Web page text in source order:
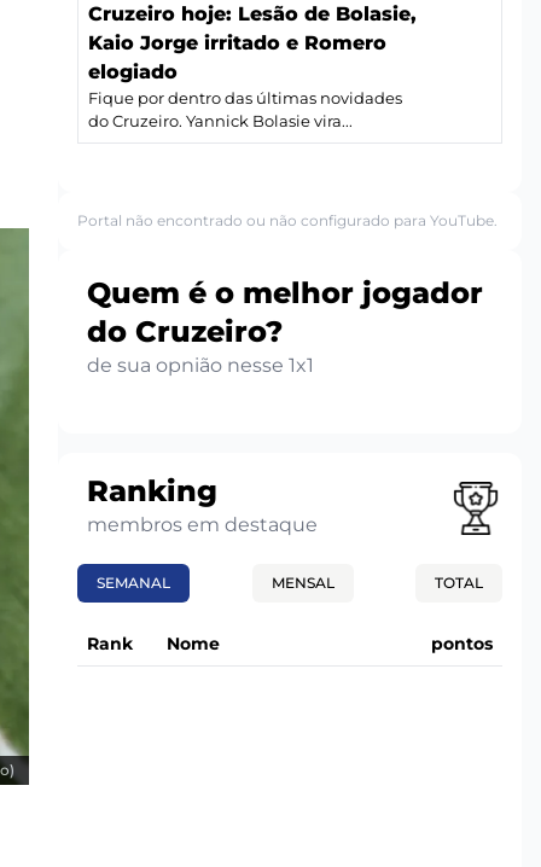
Cruzeiro hoje: Lesão de Bolasie,
Kaio Jorge irritado e Romero
elogiado
Fique por dentro das últimas novidades
do Cruzeiro. Yannick Bolasie vira...
Portal não encontrado ou não configurado para YouTube.
Quem é o melhor jogador
do Cruzeiro?
de sua opnião nesse 1x1
Ranking
membros em destaque
SEMANAL MENSAL TOTAL
Rank Nome pontos